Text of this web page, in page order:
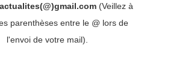
(Veillez à
parenthèses entre le @ lors de
l'envoi de votre mail).